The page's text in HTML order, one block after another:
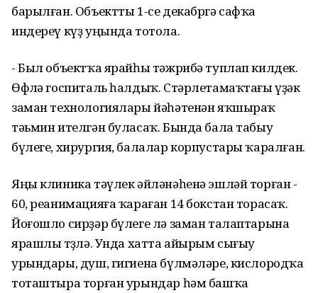
барылған. Объектты 1-се декабргә сафҡа
индереү күҙ уңында тотола.
- Был объектҡа ярайһы тәжрибә туплап килдек.
Өфөлә госпиталь һалдыҡ. Стәрлетамаҡтағы үҙәк
заман технологиялары йәһәтенән яҡшыраҡ
тәьмин ителгән буласаҡ. Бында бала табыу
бүлеге, хирургия, балалар корпустары ҡаралған.
Яңы клиника тәүлек әйләнәһенә эшләй торған -
60, реанимацияға ҡараған 14 бокстан торасаҡ.
Йоғошло сирҙәр бүлеге лә заман талаптарына
ярашлы төҙөлә. Унда хатта айырым сығыу
урындары, душ, гигиена бүлмәләре, кислородҡа
тоташтыра торған урындар һәм башҡа